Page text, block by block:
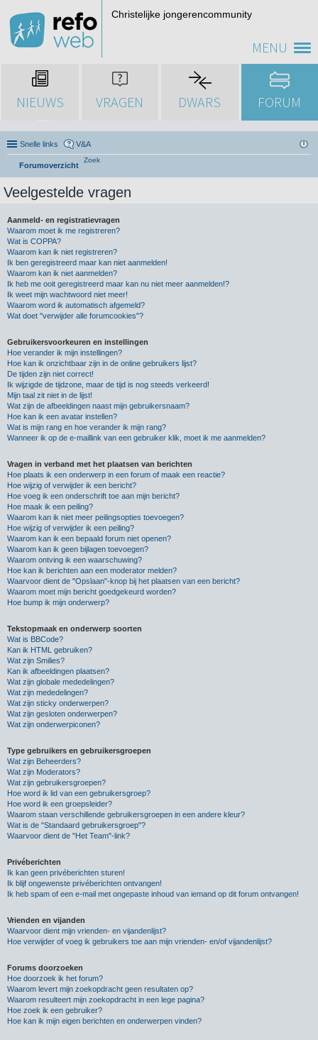
MENU
Christelijke jongerencommunity
NIEUWS VRAGEN DWARS FORUM
Snelle links V&A
Forumoverzicht
Zoek
Veelgestelde vragen
Aanmeld- en registratievragen
Waarom moet ik me registreren?
Wat is COPPA?
Waarom kan ik niet registreren?
Ik ben geregistreerd maar kan niet aanmelden!
Waarom kan ik niet aanmelden?
Ik heb me ooit geregistreerd maar kan nu niet meer aanmelden!?
Ik weet mijn wachtwoord niet meer!
Waarom word ik automatisch afgemeld?
Wat doet "verwijder alle forumcookies"?
Gebruikersvoorkeuren en instellingen
Hoe verander ik mijn instellingen?
Hoe kan ik onzichtbaar zijn in de online gebruikers lijst?
De tijden zijn niet correct!
Ik wijzigde de tijdzone, maar de tijd is nog steeds verkeerd!
Mijn taal zit niet in de lijst!
Wat zijn de afbeeldingen naast mijn gebruikersnaam?
Hoe kan ik een avatar instellen?
Wat is mijn rang en hoe verander ik mijn rang?
Wanneer ik op de e-maillink van een gebruiker klik, moet ik me aanmelden?
Vragen in verband met het plaatsen van berichten
Hoe plaats ik een onderwerp in een forum of maak een reactie?
Hoe wijzig of verwijder ik een bericht?
Hoe voeg ik een onderschrift toe aan mijn bericht?
Hoe maak ik een peiling?
Waarom kan ik niet meer peilingsopties toevoegen?
Hoe wijzig of verwijder ik een peiling?
Waarom kan ik een bepaald forum niet openen?
Waarom kan ik geen bijlagen toevoegen?
Waarom ontving ik een waarschuwing?
Hoe kan ik berichten aan een moderator melden?
Waarvoor dient de "Opslaan"-knop bij het plaatsen van een bericht?
Waarom moet mijn bericht goedgekeurd worden?
Hoe bump ik mijn onderwerp?
Tekstopmaak en onderwerp soorten
Wat is BBCode?
Kan ik HTML gebruiken?
Wat zijn Smilies?
Kan ik afbeeldingen plaatsen?
Wat zijn globale mededelingen?
Wat zijn mededelingen?
Wat zijn sticky onderwerpen?
Wat zijn gesloten onderwerpen?
Wat zijn onderwerpiconen?
Type gebruikers en gebruikersgroepen
Wat zijn Beheerders?
Wat zijn Moderators?
Wat zijn gebruikersgroepen?
Hoe word ik lid van een gebruikersgroep?
Hoe word ik een groepsleider?
Waarom staan verschillende gebruikersgroepen in een andere kleur?
Wat is de "Standaard gebruikersgroep"?
Waarvoor dient de "Het Team"-link?
Privéberichten
Ik kan geen privéberichten sturen!
Ik blijf ongewenste privéberichten ontvangen!
Ik heb spam of een e-mail met ongepaste inhoud van iemand op dit forum ontvangen!
Vrienden en vijanden
Waarvoor dient mijn vrienden- en vijandenlijst?
Hoe verwijder of voeg ik gebruikers toe aan mijn vrienden- en/of vijandenlijst?
Forums doorzoeken
Hoe doorzoek ik het forum?
Waarom levert mijn zoekopdracht geen resultaten op?
Waarom resulteert mijn zoekopdracht in een lege pagina?
Hoe zoek ik een gebruiker?
Hoe kan ik mijn eigen berichten en onderwerpen vinden?